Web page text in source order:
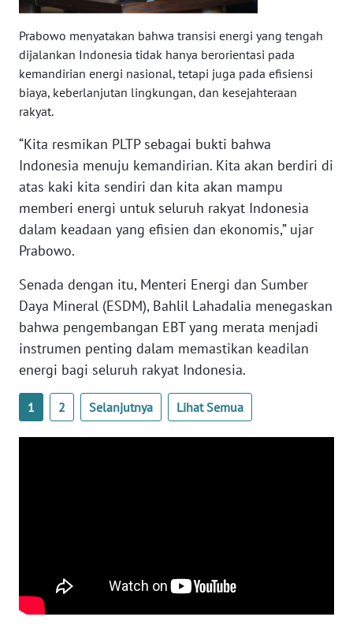
Prabowo menyatakan bahwa transisi energi yang tengah
dijalankan Indonesia tidak hanya berorientasi pada
kemandirian energi nasional, tetapi juga pada efisiensi
biaya, keberlanjutan lingkungan, dan kesejahteraan
rakyat.
“Kita resmikan PLTP sebagai bukti bahwa
Indonesia menuju kemandirian. Kita akan berdiri di
atas kaki kita sendiri dan kita akan mampu
memberi energi untuk seluruh rakyat Indonesia
dalam keadaan yang efisien dan ekonomis,” ujar
Prabowo.
Senada dengan itu, Menteri Energi dan Sumber
Daya Mineral (ESDM), Bahlil Lahadalia menegaskan
bahwa pengembangan EBT yang merata menjadi
instrumen penting dalam memastikan keadilan
energi bagi seluruh rakyat Indonesia.
1 2 Selanjutnya Lihat Semua
NTT
WN
KEPRI
WN
WN
PAPUA
BARAT
WN
RIAU
WN
SERAMBI
JAMBI
WN
SULTRA
WN
SULBAR